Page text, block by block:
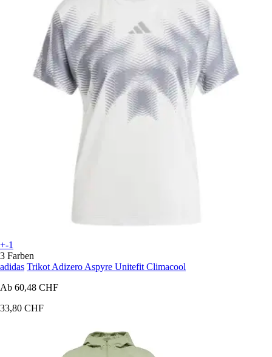
+-1
3 Farben
adidas Trikot Adizero Aspyre Unitefit Climacool
Ab 60,48 CHF
33,80 CHF